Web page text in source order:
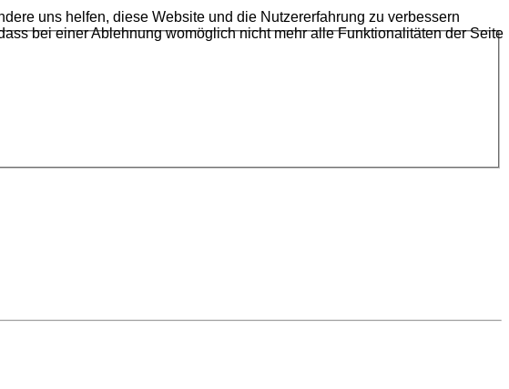
uns helfen, diese Website und die Nutzererfahrung zu verbessern
bei einer Ablehnung womöglich nicht mehr alle Funktionalitäten der Seite